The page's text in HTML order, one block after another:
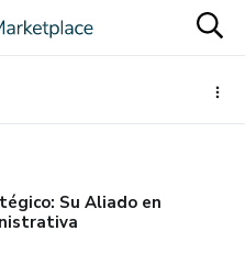
Su Aliado en